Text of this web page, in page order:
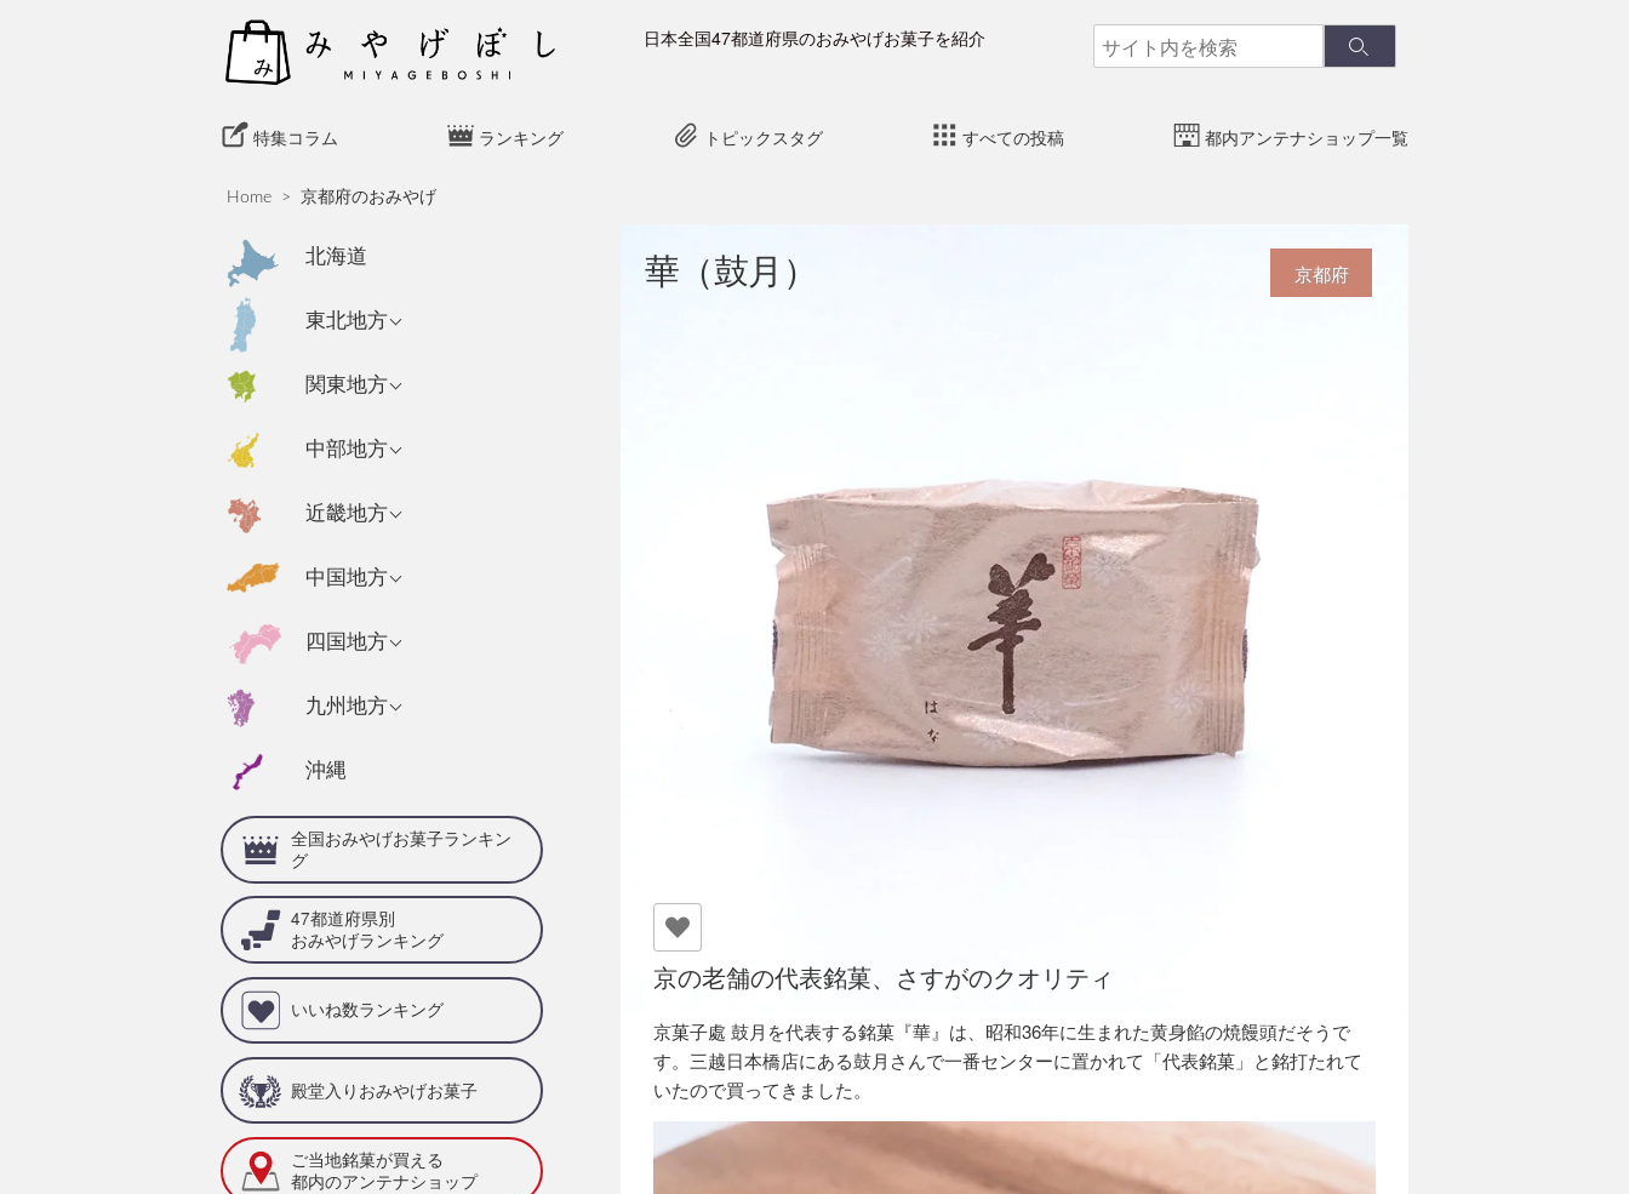
日本全国47都道府県のおみやげお菓子を紹介
検
索
検
特集コラム ランキング トピックスタグ すべての投稿 都内アンテナショップ一覧
Home > 京都府のおみやげ
北海道
東北地方
青森県のおみやげ
岩手県のおみやげ
山形県のおみやげ
宮城県のおみやげ
関東地方
東京都のおみやげ
神奈川県のおみや
げ
埼玉県のおみやげ
茨城県のおみやげ
栃木県のおみやげ
群馬県のおみやげ
中部地方
新潟県のおみやげ
富山県のおみやげ
静岡県のおみやげ
福井県のおみやげ
山梨県のおみやげ
岐阜県のおみやげ
愛知県のおみやげ
近畿地方
大阪府のおみやげ
京都府のおみやげ
三重県のおみやげ
兵庫県のおみやげ
げ
中国地方
広島県のおみやげ
山口県のおみやげ
島根県のおみやげ
岡山県のおみやげ
鳥取県のおみやげ
四国地方
高知県のおみやげ
香川県のおみやげ
九州地方
福岡県のおみやげ
佐賀県のおみやげ
宮崎県のおみやげ
熊本県のおみやげ
鹿児島県のおみや
げ
長崎県のおみやげ
沖縄
全国おみやげお菓子ランキン
グ
47都道府県別
おみやげランキング
いいね数ランキング
殿堂入りおみやげお菓子
ご当地銘菓が買える
都内のアンテナショップ
京都府
華（鼓月）
京の老舗の代表銘菓、さすがのクオリティ
京菓子處 鼓月を代表する銘菓『華』は、昭和36年に生まれた黄身餡の焼饅頭だそうで
す。三越日本橋店にある鼓月さんで一番センターに置かれて「代表銘菓」と銘打たれて
いたので買ってきました。